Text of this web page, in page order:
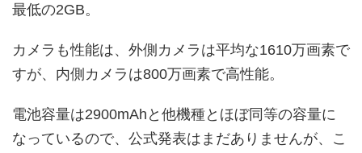
最低の2GB。
カメラも性能は、外側カメラは平均な1610万画素で
すが、内側カメラは800万画素で高性能。
電池容量は2900mAhと他機種とほぼ同等の容量に
なっているので、公式発表はまだありませんが、こ